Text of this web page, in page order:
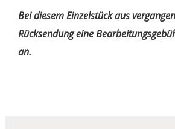
Bei diesem Einzelstück aus
Rücksendung eine
an.